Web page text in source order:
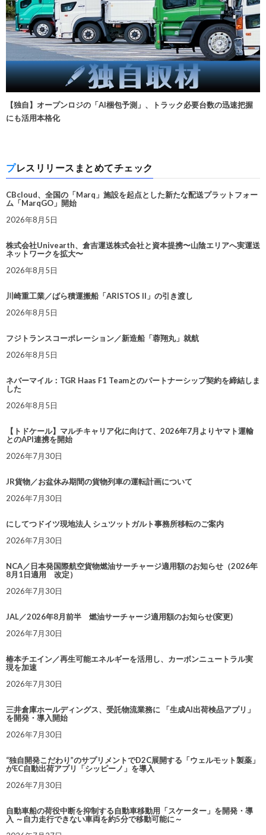
【独自】オープンロジの「AI梱包予測」、トラック必要台数の迅速把握
にも活用本格化
プレスリリースまとめてチェック
CBcloud、全国の「Marq」施設を起点とした新たな配送プラットフォー
ム「MarqGO」開始
2026年8月5日
株式会社Univearth、倉吉運送株式会社と資本提携〜山陰エリアへ実運送
ネットワークを拡大〜
2026年8月5日
川崎重工業／ばら積運搬船「ARISTOS II」の引き渡し
2026年8月5日
フジトランスコーポレーション／新造船「蓉翔丸」就航
2026年8月5日
ネバーマイル：TGR Haas F1 Teamとのパートナーシップ契約を締結しま
した
2026年8月5日
【トドケール】マルチキャリア化に向けて、2026年7月よりヤマト運輸
とのAPI連携を開始
2026年7月30日
JR貨物／お盆休み期間の貨物列車の運転計画について
2026年7月30日
にしてつドイツ現地法人 シュツットガルト事務所移転のご案内
2026年7月30日
NCA／日本発国際航空貨物燃油サーチャージ適用額のお知らせ（2026年
8月1日適用 改定）
2026年7月30日
JAL／2026年8月前半 燃油サーチャージ適用額のお知らせ(変更)
2026年7月30日
椿本チエイン／再生可能エネルギーを活用し、カーボンニュートラル実
現を加速
2026年7月30日
三井倉庫ホールディングス、受託物流業務に 「生成AI出荷検品アプリ」
を開発・導入開始
2026年7月30日
“独自開発こだわり”のサプリメントでD2C展開する「ウェルモット製薬」
がEC自動出荷アプリ「シッピーノ」を導入
2026年7月30日
自動車船の荷役中断を抑制する自動車移動用「スケーター」を開発・導
入 ～自力走行できない車両を約5分で移動可能に～